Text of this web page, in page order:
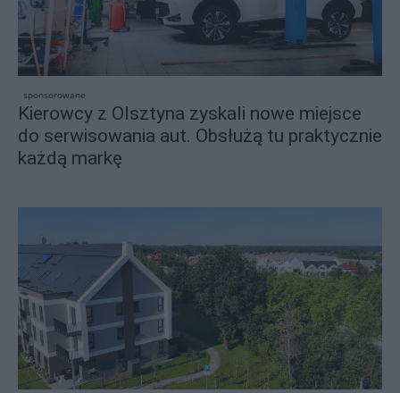
sponsorowane
Kierowcy z Olsztyna zyskali nowe miejsce
do serwisowania aut. Obsłużą tu praktycznie
każdą markę